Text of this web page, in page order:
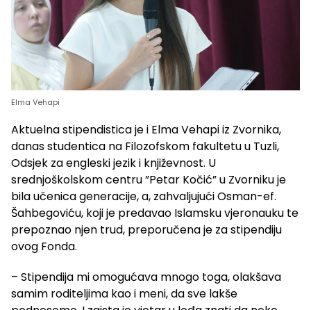
Elma Vehapi
Aktuelna stipendistica je i Elma Vehapi iz Zvornika,
danas studentica na Filozofskom fakultetu u Tuzli,
Odsjek za engleski jezik i književnost. U
srednjoškolskom centru ”Petar Kočić” u Zvorniku je
bila učenica generacije, a, zahvaljujući Osman-ef.
Šahbegoviću, koji je predavao Islamsku vjeronauku te
prepoznao njen trud, preporučena je za stipendiju
ovog Fonda.
– Stipendija mi omogućava mnogo toga, olakšava
samim roditeljima kao i meni, da sve lakše